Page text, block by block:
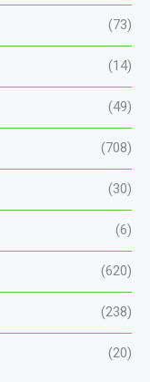
(73)
(14)
(49)
(708)
(30)
(6)
(620)
(238)
(20)